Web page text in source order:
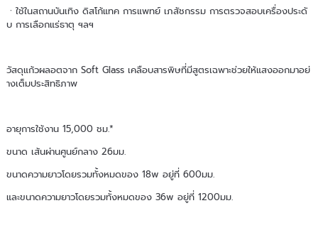
ㆍใช้ในสถานบันเทิง ดิสโก้แทค การแพทย์ เภสัชกรรม การตรวจสอบเครื่องประดั
บ การเลือกแร่ธาตุ ฯลฯ
วัสดุแก้วผลอตจาก Soft Glass เคลือบสารพิษที่มีสูตรเฉพาะช่วยให้แสงออกมาอย่
างเต็มประสิทธิภาพ
อายุการใช้งาน 15,000 ชม.*
ขนาด เส้นผ่านศูนย์กลาง 26มม.
ขนาดความยาวโดยรวมทั้งหมดของ 18w อยู่ที่ 600มม.
และขนาดความยาวโดยรวมทั้งหมดของ 36w อยู่ที่ 1200มม.